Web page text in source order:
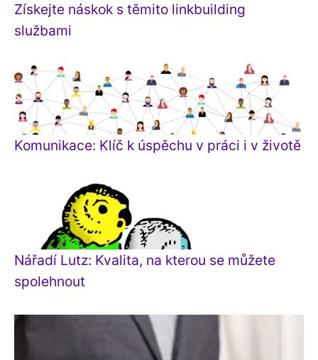
Získejte náskok s těmito linkbuilding
službami
Komunikace: Klíč k úspěchu v práci i v životě
Nářadí Lutz: Kvalita, na kterou se můžete
spolehnout